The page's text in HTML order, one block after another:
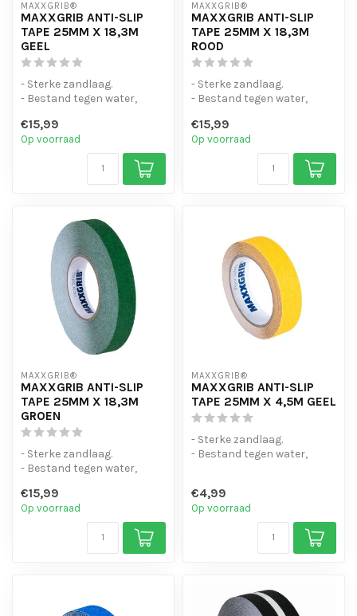
MAXXGRIB®
MAXXGRIB ANTI-SLIP
TAPE 25MM X 18,3M
GEEL
- Sterke zandlaag.
- Bestand tegen water,
- Is eenvo...
€15,99
Op voorraad
MAXXGRIB®
MAXXGRIB ANTI-SLIP
TAPE 25MM X 18,3M
ROOD
- Sterke zandlaag.
- Bestand tegen water,
- Is eenvo...
€15,99
Op voorraad
MAXXGRIB®
MAXXGRIB ANTI-SLIP
TAPE 25MM X 18,3M
GROEN
- Sterke zandlaag.
- Bestand tegen water,
- Is eenvo...
€15,99
Op voorraad
MAXXGRIB®
MAXXGRIB ANTI-SLIP
TAPE 25MM X 4,5M GEEL
- Sterke zandlaag.
- Bestand tegen water,
€4,99
Op voorraad